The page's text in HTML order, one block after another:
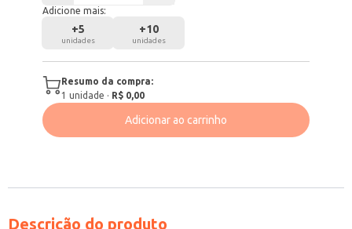
Adicione mais:
+5
unidades
+10
unidades
Resumo da compra:
1 unidade · R$ 0,00
Adicionar ao carrinho
Descrição do produto